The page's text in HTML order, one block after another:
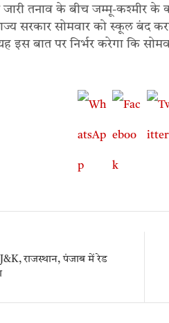
जारी तनाव के बीच जम्मू-कश्मीर
सरकार सोमवार को स्कूल बंद
इस बात पर निर्भर करेगा कि
राजस्थान, पंजाब में रेड